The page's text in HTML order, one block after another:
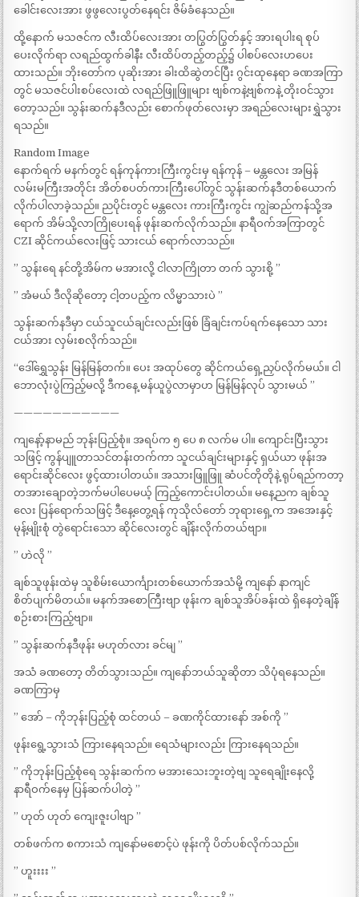
ခေါင်းလေးအား ဖွဖွလေးပွတ်နေရင်း ဇိမ်ခံနေသည်။
ထို့နောက် မသဇင်က လီးထိပ်လေးအား တပြွတ်ပြွတ်နှင့် အားရပါးရ စုပ်
ပေးလိုက်ရာ လရည်ထွက်ခါနီး လီးထိပ်တည့်တည့်၌ ပါစပ်လေးဟပေး
ထားသည်။ ဘိုးတော်က ပုဆိုးအား ခါးထိဆွဲတင်ပြီး ဂွင်းထုနေရာ ခဏအကြာ
တွင် မသဇင်ပါးစပ်လေးထဲ လရည်ဖြူဖြူများ ဗျစ်ကနဲ့ဗျစ်ကနဲ့ တိုးဝင်သွား
တော့သည်။ သွန်းဆက်နဒီလည်း စောက်ဖုတ်လေးမှာ အရည်လေးများရွှဲသွား
ရသည်။
Random Image
နောက်ရက် မနက်တွင် ရန်ကုန်ကားကြီးကွင်းမှ ရန်ကုန် – မန္တလေး အမြန်
လမ်းမကြီးအတိုင်း အိတ်စပတ်ကားကြီးပေါ်တွင် သွန်းဆက်နဒီတစ်ယောက်
လိုက်ပါလာခဲ့သည်။ ညပိုင်းတွင် မန္တလေး ကားကြီးကွင်း ကျွဲဆည်ကန်သို့အ
ရောက် အိမ်သို့လာကြိုပေးရန် ဖုန်းဆက်လိုက်သည်။ နာရီဝက်အကြာတွင်
CZI ဆိုင်ကယ်လေးဖြင့် သားငယ် ရောက်လာသည်။
” သွန်းရေ နင်တို့အိမ်က မအားလို့ ငါလာကြိုတာ တက် သွားစို့ ”
” အံမယ် ဒီလိုဆိုတော့ ငါ့တပည့်က လိမ္မာသားပဲ ”
သွန်းဆက်နဒီမှာ ငယ်သူငယ်ချင်းလည်းဖြစ် ခြံချင်းကပ်ရက်နေသော သား
ငယ်အား လှမ်းစလိုက်သည်။
“ဒေါ်ရွှေသွန်း မြန်မြန်တက်။ ပေး အထုပ်တွေ ဆိုင်ကယ်ရှေ့ညှပ်လိုက်မယ်။ ငါ
ဘောလုံးပွဲကြည့်မလို့ ဒီကနေ့ မန်ယူပွဲလာမှာဟ မြန်မြန်လုပ် သွားမယ် ”
———————————
ကျနော့်နာမည် ဘုန်းပြည့်စုံ။ အရပ်က ၅ ပေ ၈ လက်မ ပါ။ ကျောင်းပြီးသွား
သဖြင့် ကွန်ပျူတာသင်တန်းတက်ကာ သူငယ်ချင်းများနှင့် ရှယ်ယာ ဖုန်းအ
ရောင်းဆိုင်လေး ဖွင့်ထားပါတယ်။ အသားဖြူဖြူ ဆံပင်တိုတိုနဲ့ ရုပ်ရည်ကတာ့
တအားချောတဲ့ဘက်မပါပေမယ့် ကြည့်ကောင်းပါတယ်။ မနေ့ညက ချစ်သူ
လေး ပြန်ရောက်သဖြင့် ဒီနေ့တွေ့ရန် ကုသိုလ်တော် ဘုရားရှေ့က အအေးနှင့်
မုန့်မျိုးစုံ တွဲရောင်းသော ဆိုင်လေးတွင် ချိန်းလိုက်တယ်ဗျာ။
” ဟဲလို ”
ချစ်သူဖုန်းထဲမှ သူစိမ်းယောင်္ကျားတစ်ယောက်အသံမို့ ကျနော် နာကျင်
စိတ်ပျက်မိတယ်။ မနက်အစောကြီးဗျာ ဖုန်းက ချစ်သူအိပ်ခန်းထဲ ရှိနေတဲ့ချိန်
စဉ်းစားကြည့်ဗျာ။
” သွန်းဆက်နဒီဖုန်း မဟုတ်လား ခင်မျ ”
အသံ ခဏတော့ တိတ်သွားသည်။ ကျနော်ဘယ်သူဆိုတာ သိပုံရနေသည်။
ခဏကြာမှ
” အော် – ကိုဘုန်းပြည့်စုံ ထင်တယ် – ခဏကိုင်ထားနော် အစ်ကို ”
ဖုန်းရွေ့သွားသံ ကြားနေရသည်။ ရေသံများလည်း ကြားနေရသည်။
” ကိုဘုန်းပြည့်စုံရေ သွန်းဆက်က မအားသေးဘူးတဲ့ဗျ သူရေချိုးနေလို့
နာရီဝက်နေမှ ပြန်ဆက်ပါတဲ့ ”
” ဟုတ် ဟုတ် ကျေးဇူးပါဗျာ ”
တစ်ဖက်က စကားသံ ကျနော်မစောင့်ပဲ ဖုန်းကို ပိတ်ပစ်လိုက်သည်။
” ဟူးးးး ”